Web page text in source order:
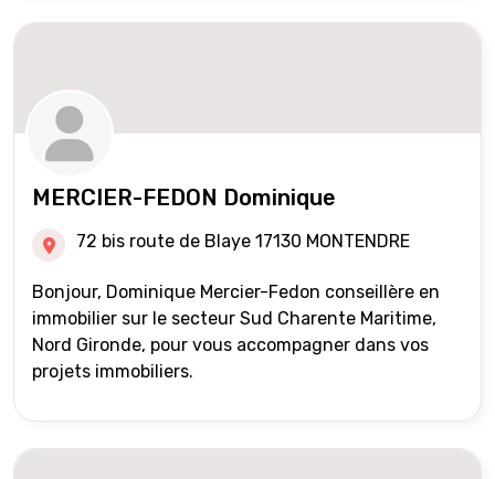
MERCIER-FEDON Dominique
72 bis route de Blaye 17130 MONTENDRE
Bonjour, Dominique Mercier-Fedon conseillère en
immobilier sur le secteur Sud Charente Maritime,
Nord Gironde, pour vous accompagner dans vos
projets immobiliers.